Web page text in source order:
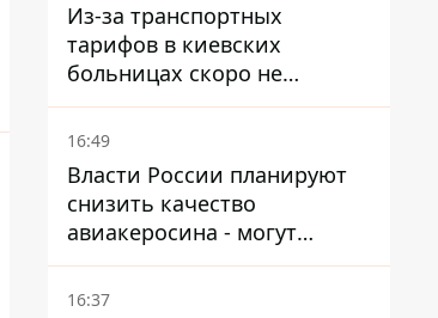
Из-за транспортных
тарифов в киевских
больницах скоро не
останется медсестер и
санитарок - профессор
16:49
Власти России планируют
снизить качество
авиакеросина - могут
появиться проблемы с
самолетами в Якутию
16:37